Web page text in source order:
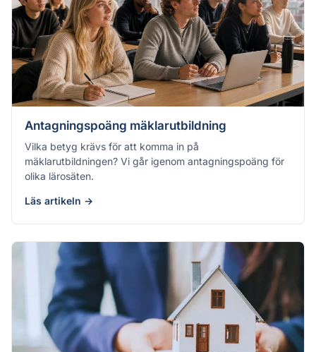
Antagningspoäng mäklarutbildning
Vilka betyg krävs för att komma in på
mäklarutbildningen? Vi går igenom antagningspoäng för
olika lärosäten.
Läs artikeln →